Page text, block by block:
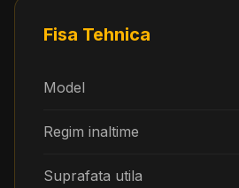
Fisa Tehnica
Model
Regim inaltime
Suprafata utila